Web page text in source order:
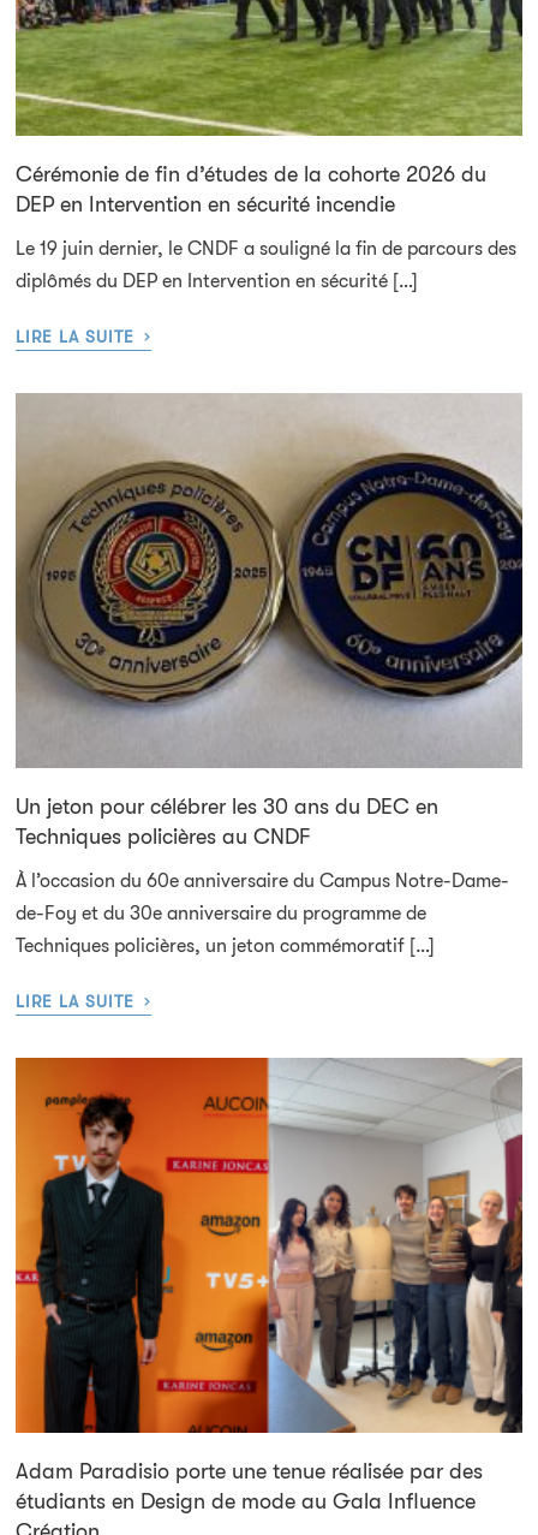
Cérémonie de fin d’études de la cohorte 2026 du
DEP en Intervention en sécurité incendie
Le 19 juin dernier, le CNDF a souligné la fin de parcours des
diplômés du DEP en Intervention en sécurité […]
LIRE LA SUITE ›
Un jeton pour célébrer les 30 ans du DEC en
Techniques policières au CNDF
À l’occasion du 60e anniversaire du Campus Notre-Dame-
de-Foy et du 30e anniversaire du programme de
Techniques policières, un jeton commémoratif […]
LIRE LA SUITE ›
Adam Paradisio porte une tenue réalisée par des
étudiants en Design de mode au Gala Influence